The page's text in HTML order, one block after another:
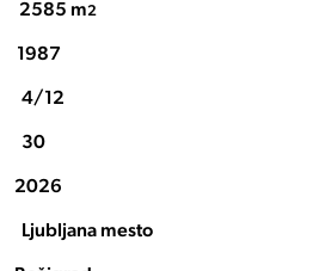
2585 m2
1987
4/12
30
2026
Ljubljana mesto